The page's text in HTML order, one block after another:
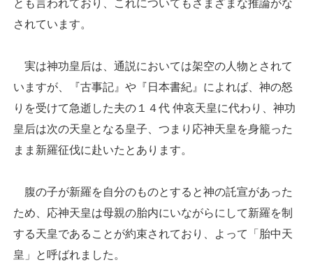
とも言われており、これについてもさまざまな推論がな
されています。
実は神功皇后は、通説においては架空の人物とされて
いますが、『古事記』や『日本書紀』によれば、神の怒
りを受けて急逝した夫の１４代 仲哀天皇に代わり、神功
皇后は次の天皇となる皇子、つまり応神天皇を身籠った
まま新羅征伐に赴いたとあります。
腹の子が新羅を自分のものとすると神の託宣があった
ため、応神天皇は母親の胎内にいながらにして新羅を制
する天皇であることが約束されており、よって「胎中天
皇」と呼ばれました。